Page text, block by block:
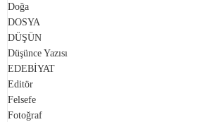
Doğa
DOSYA
DÜŞÜN
Düşünce Yazısı
EDEBİYAT
Editör
Felsefe
Fotoğraf